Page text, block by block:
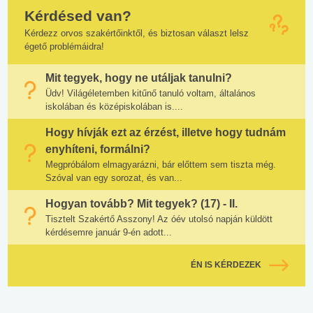
Kérdésed van?
Kérdezz orvos szakértőinktől, és biztosan választ lelsz
égető problémáidra!
Mit tegyek, hogy ne utáljak tanulni?
Üdv! Világéletemben kitűnő tanuló voltam, általános
iskolában és középiskolában is....
Hogy hívják ezt az érzést, illetve hogy tudnám
enyhíteni, formálni?
Megpróbálom elmagyarázni, bár előttem sem tiszta még.
Szóval van egy sorozat, és van...
Hogyan tovább? Mit tegyek? (17) - II.
Tisztelt Szakértő Asszony! Az óév utolsó napján küldött
kérdésemre január 9-én adott...
ÉN IS KÉRDEZEK